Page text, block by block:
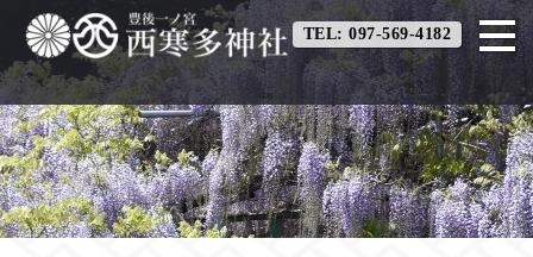
TEL: 097-569-4182